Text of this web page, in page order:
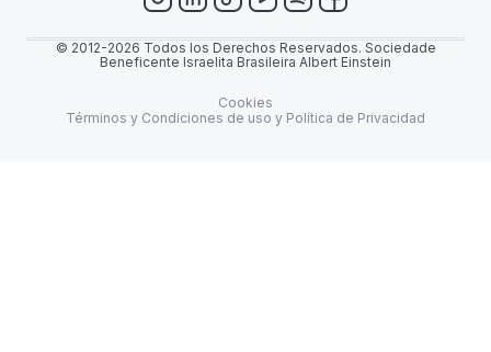
© 2012-2026 Todos los Derechos Reservados. Sociedade
Beneficente Israelita Brasileira Albert Einstein
Cookies
Términos y Condiciones de uso y Política de Privacidad